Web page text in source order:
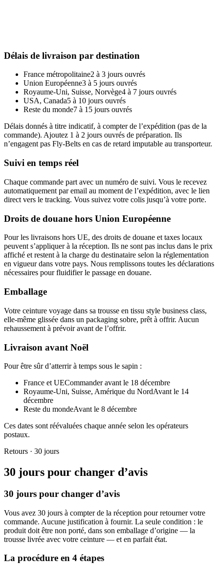
Délais de livraison par destination
France métropolitaine2 à 3 jours ouvrés
Union Européenne3 à 5 jours ouvrés
Royaume-Uni, Suisse, Norvège4 à 7 jours ouvrés
USA, Canada5 à 10 jours ouvrés
Reste du monde7 à 15 jours ouvrés
Délais donnés à titre indicatif, à compter de l’expédition (pas de la
commande). Ajoutez 1 à 2 jours ouvrés de préparation. Ils
n’engagent pas Fly-Belts en cas de retard imputable au transporteur.
Suivi en temps réel
Chaque commande part avec un numéro de suivi. Vous le recevez
automatiquement par email au moment de l’expédition, avec le lien
direct vers le tracking. Vous suivez votre colis jusqu’à votre porte.
Droits de douane hors Union Européenne
Pour les livraisons hors UE, des droits de douane et taxes locaux
peuvent s’appliquer à la réception. Ils ne sont pas inclus dans le prix
affiché et restent à la charge du destinataire selon la réglementation
en vigueur dans votre pays. Nous remplissons toutes les déclarations
nécessaires pour fluidifier le passage en douane.
Emballage
Votre ceinture voyage dans sa trousse en tissu style business class,
elle-même glissée dans un packaging sobre, prêt à offrir. Aucun
rehaussement à prévoir avant de l’offrir.
Livraison avant Noël
Pour être sûr d’atterrir à temps sous le sapin :
France et UECommander avant le 18 décembre
Royaume-Uni, Suisse, Amérique du NordAvant le 14
décembre
Reste du mondeAvant le 8 décembre
Ces dates sont réévaluées chaque année selon les opérateurs
postaux.
Retours · 30 jours
30 jours pour changer d’avis
30 jours pour changer d’avis
Vous avez 30 jours à compter de la réception pour retourner votre
commande. Aucune justification à fournir. La seule condition : le
produit doit être non porté, dans son emballage d’origine — la
trousse livrée avec votre ceinture — et en parfait état.
La procédure en 4 étapes